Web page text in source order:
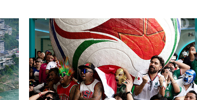
Барри Левинсона на фоне
обвинений в насилии
вчера, 18:28Выборы ректора
ГИТИСа перенесены на «после
1 ноября»
вчера, 18:15Путин указал на
нехватку врачей в